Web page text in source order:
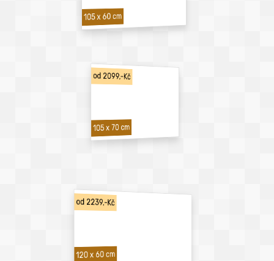
105 x 60 cm
od 2099,-Kč
105 x 70 cm
od 2239,-Kč
120 x 60 cm